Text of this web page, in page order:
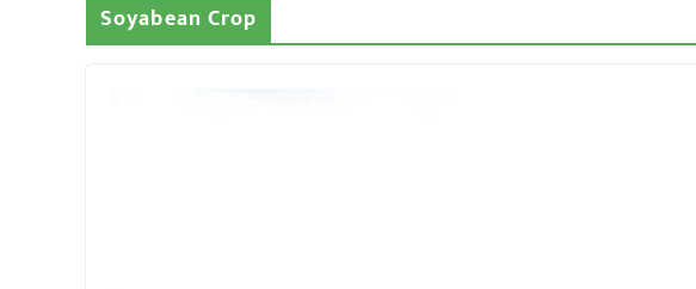
Soyabean Crop